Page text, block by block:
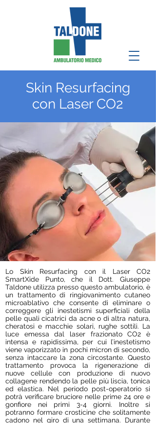
Skin Resurfacing
con Laser CO2
Lo Skin Resurfacing con il Laser CO2
SmartXide Punto, che il Dott. Giuseppe
Taldone utilizza presso questo ambulatorio, è
un trattamento di ringiovanimento cutaneo
microablativo che consente di eliminare o
correggere gli inestetismi superficiali della
pelle quali cicatrici da acne o di altra natura,
cheratosi e macchie solari, rughe sottili. La
luce emessa dal laser frazionato CO2 è
intensa e rapidissima, per cui l’inestetismo
viene vaporizzato in pochi micron di secondo,
senza intaccare la zona circostante. Questo
trattamento provoca la rigenerazione di
nuove cellule con produzione di nuovo
collagene rendendo la pelle più liscia, tonica
ed elastica. Nel periodo post-operatorio si
potrà verificare bruciore nelle prime 24 ore e
gonfiore nei primi 3-4 giorni. Inoltre si
potranno formare crosticine che solitamente
cadono nel giro di una settimana. Durante